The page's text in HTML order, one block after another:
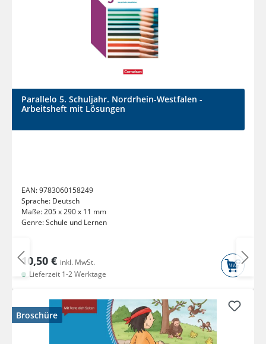
Parallelo 5. Schuljahr. Nordrhein-Westfalen -
Arbeitsheft mit Lösungen
EAN:9783060158249
Sprache: Deutsch
Maße:205 x 290 x 11 mm
Genre:Schule und Lernen
10,50 € inkl. MwSt.
Lieferzeit 1-2 Werktage
Broschüre